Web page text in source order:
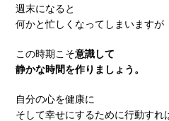
週末になると
何かと忙しくなってしまいますが
この時期こそ意識して
静かな時間を作りましょう。
自分の心を健康に
そして幸せにするために行動すれ